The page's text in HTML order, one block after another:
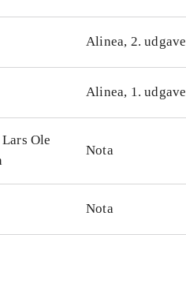
Alinea, 2. udgave
Alinea, 1. udgave
Ole
Nota
Nota